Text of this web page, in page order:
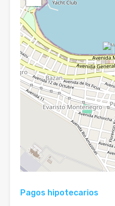
Pagos hipotecarios